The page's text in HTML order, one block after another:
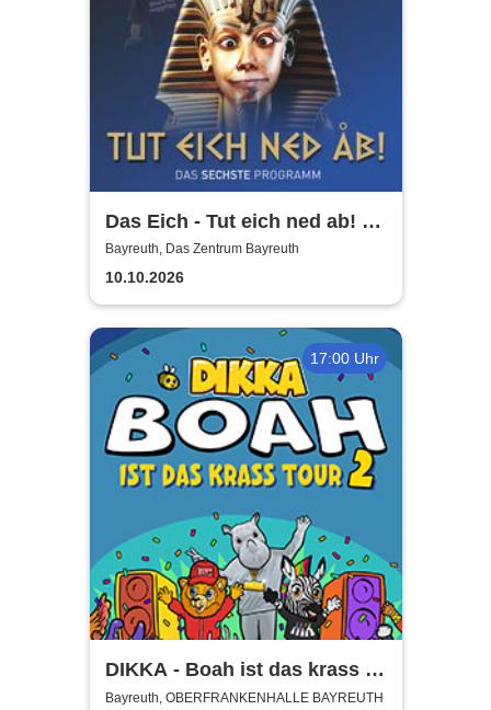
Das Eich - Tut eich ned ab! -
Stefan Eichner | Musik-
Kabarett, Komik und mehr
Bayreuth, Das Zentrum Bayreuth
10.10.2026
17:00 Uhr
DIKKA - Boah ist das krass -
Tour 2026
Bayreuth, OBERFRANKENHALLE BAYREUTH